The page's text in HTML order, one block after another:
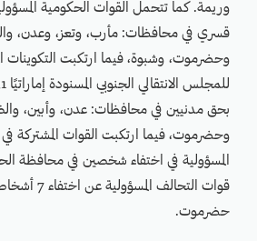
قسري في محافظات: مأرب، وتعز، وعدن،
وحضرموت، وشبوة، فيما ارتكبت التكوينات
بحق مدنيين في محافظات: عدن، وأبين،
وحضرموت، فيما ارتكبت القوات المشتركة
المسؤولية في اختفاء شخصين في محافظة
قوات التحالف
حضرموت.